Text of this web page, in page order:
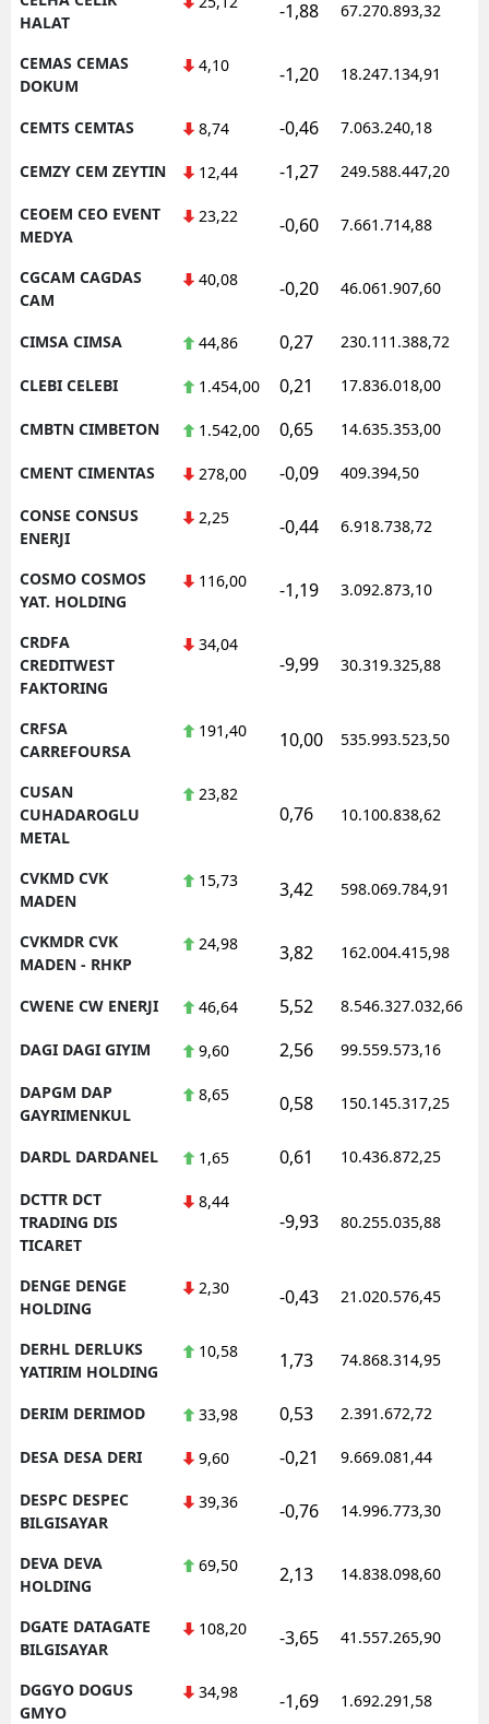
HALAT
-1,88 67.270.893,32
CEMAS CEMAS
DOKUM
4,10 -1,20 18.247.134,91
CEMTS CEMTAS 8,74 -0,46 7.063.240,18
CEMZY CEM ZEYTIN 12,44 -1,27 249.588.447,20
CEOEM CEO EVENT
MEDYA
23,22 -0,60 7.661.714,88
CGCAM CAGDAS
CAM
40,08 -0,20 46.061.907,60
CIMSA CIMSA 44,86 0,27 230.111.388,72
CLEBI CELEBI 1.454,00 0,21 17.836.018,00
CMBTN CIMBETON 1.542,00 0,65 14.635.353,00
CMENT CIMENTAS 278,00 -0,09 409.394,50
CONSE CONSUS
ENERJI
2,25 -0,44 6.918.738,72
COSMO COSMOS
YAT. HOLDING
116,00 -1,19 3.092.873,10
CRDFA
CREDITWEST
FAKTORING
34,04
-9,99 30.319.325,88
CRFSA
CARREFOURSA
191,40 10,00 535.993.523,50
CUSAN
CUHADAROGLU
METAL
23,82
0,76 10.100.838,62
CVKMD CVK
MADEN
15,73 3,42 598.069.784,91
CVKMDR CVK
MADEN - RHKP
24,98 3,82 162.004.415,98
CWENE CW ENERJI 46,64 5,52 8.546.327.032,66
DAGI DAGI GIYIM 9,60 2,56 99.559.573,16
DAPGM DAP
GAYRIMENKUL
8,65 0,58 150.145.317,25
DARDL DARDANEL 1,65 0,61 10.436.872,25
DCTTR DCT
TRADING DIS
TICARET
8,44
-9,93 80.255.035,88
DENGE DENGE
HOLDING
2,30 -0,43 21.020.576,45
DERHL DERLUKS
YATIRIM HOLDING
10,58 1,73 74.868.314,95
DERIM DERIMOD 33,98 0,53 2.391.672,72
DESA DESA DERI 9,60 -0,21 9.669.081,44
DESPC DESPEC
BILGISAYAR
39,36 -0,76 14.996.773,30
DEVA DEVA
HOLDING
69,50 2,13 14.838.098,60
DGATE DATAGATE
BILGISAYAR
108,20 -3,65 41.557.265,90
DGGYO DOGUS
GMYO
34,98 -1,69 1.692.291,58